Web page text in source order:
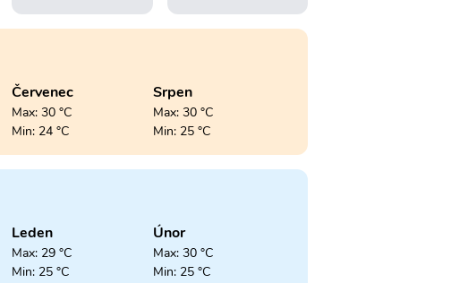
Červenec
Max: 30 °C
Min: 24 °C
Srpen
Max: 30 °C
Min: 25 °C
Leden
Max: 29 °C
Min: 25 °C
Únor
Max: 30 °C
Min: 25 °C